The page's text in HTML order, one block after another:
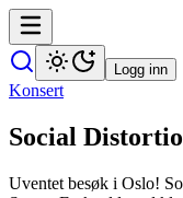
Logg inn
Konsert
Social
Uventet besøk i Oslo!